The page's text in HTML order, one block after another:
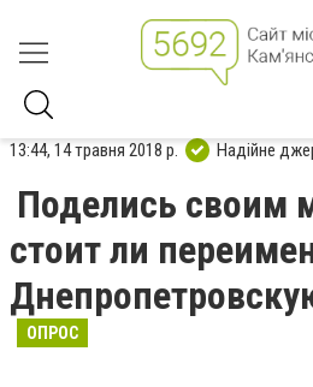
13:44, 14 травня 2018 р. Надійне
Поделись своим
стоит ли
ОПРОС